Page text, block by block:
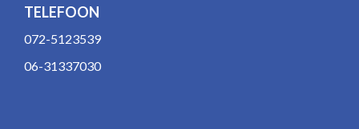
TELEFOON
072-5123539
06-31337030